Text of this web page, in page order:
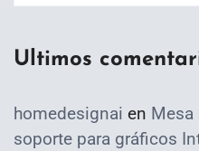
Ultimos
homedesignai en Mesa
soporte para gráficos